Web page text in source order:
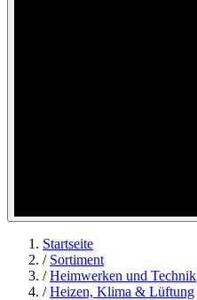
Startseite
/ Sortiment
/ Heimwerken und Technik
/ Heizen, Klima & Lüftung